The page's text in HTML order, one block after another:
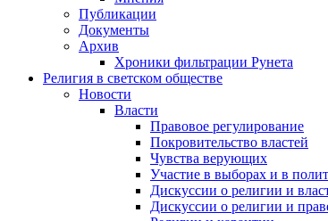
Публикации
Документы
Архив
Хроники фильтрации Рунета
Религия в светском обществе
Новости
Власти
Правовое регулирование
Покровительство властей
Чувства верующих
Участие в выборах и в
Дискуссии о религии и
Дискуссии о религии и